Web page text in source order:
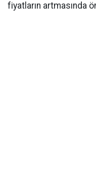
fiyatların artmasında